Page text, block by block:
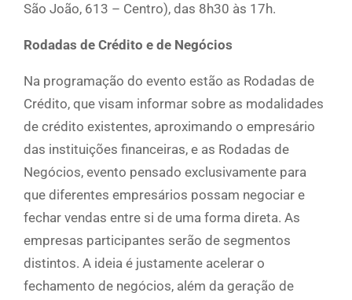
São João, 613 – Centro), das 8h30 às 17h.
Rodadas de Crédito e de Negócios
Na programação do evento estão as Rodadas de
Crédito, que visam informar sobre as modalidades
de crédito existentes, aproximando o empresário
das instituições financeiras, e as Rodadas de
Negócios, evento pensado exclusivamente para
que diferentes empresários possam negociar e
fechar vendas entre si de uma forma direta. As
empresas participantes serão de segmentos
distintos. A ideia é justamente acelerar o
fechamento de negócios, além da geração de